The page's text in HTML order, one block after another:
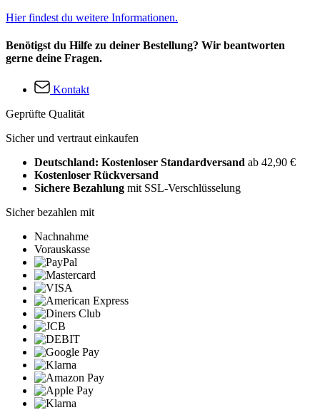
Hier findest du weitere Informationen.
Benötigst du Hilfe zu deiner Bestellung? Wir beantworten
gerne deine Fragen.
Kontakt
Geprüfte Qualität
Sicher und vertraut einkaufen
Deutschland: Kostenloser Standardversand ab 42,90 €
Kostenloser Rückversand
Sichere Bezahlung mit SSL-Verschlüsselung
Sicher bezahlen mit
Nachnahme
Vorauskasse